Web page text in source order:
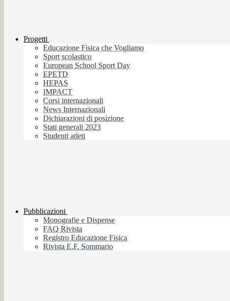
Progetti
Educazione Fisica che Vogliamo
Sport scolastico
European School Sport Day
EPETD
HEPAS
IMPACT
Corsi internazionali
News Internazionali
Dichiarazioni di posizione
Stati generali 2023
Studenti atleti
Pubblicazioni
Monografie e Dispense
FAQ Rivista
Registro Educazione Fisica
Rivista E.F. Sommario